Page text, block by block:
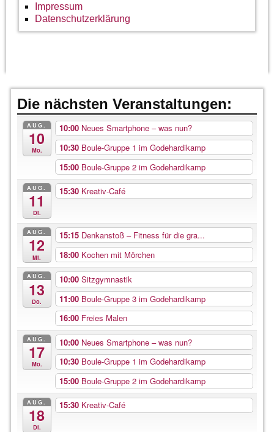
Impressum
Datenschutzerklärung
Die nächsten Veranstaltungen:
AUG.
10
Mo.
10:00 Neues Smartphone – was nun?
10:30 Boule-Gruppe 1 im Godehardikamp
15:00 Boule-Gruppe 2 im Godehardikamp
AUG.
11
Di.
15:30 Kreativ-Café
AUG.
12
Mi.
15:15 Denkanstoß – Fitness für die gra...
18:00 Kochen mit Mörchen
AUG.
13
Do.
10:00 Sitzgymnastik
11:00 Boule-Gruppe 3 im Godehardikamp
16:00 Freies Malen
AUG.
17
Mo.
10:00 Neues Smartphone – was nun?
10:30 Boule-Gruppe 1 im Godehardikamp
15:00 Boule-Gruppe 2 im Godehardikamp
AUG.
18
Di.
15:30 Kreativ-Café